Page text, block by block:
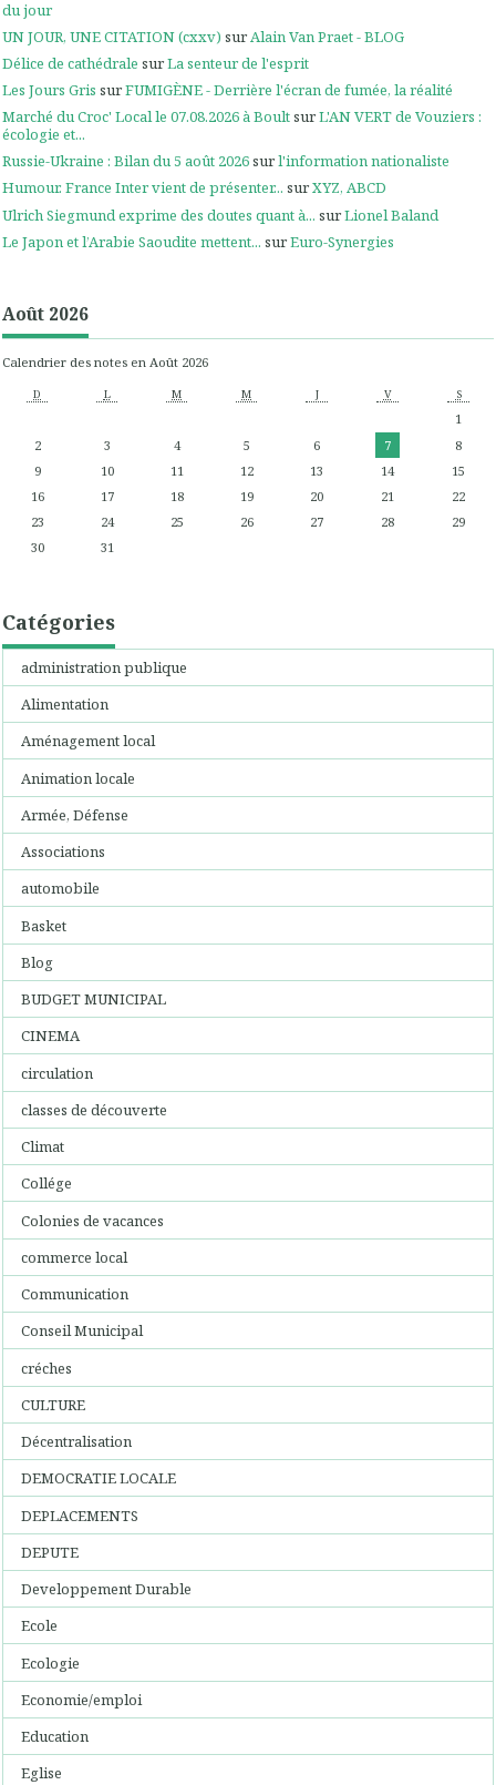
du jour
UN JOUR, UNE CITATION (cxxv) surAlain Van Praet - BLOG
Délice de cathédrale surLa senteur de l'esprit
Les Jours Gris surFUMIGÈNE - Derrière l'écran de fumée, la réalité
Marché du Croc' Local le 07.08.2026 à BoultsurL'AN VERT de Vouziers :
écologie et...
Russie-Ukraine : Bilan du 5 août 2026surl'information nationaliste
Humour. France Inter vient de présenter... surXYZ, ABCD
Ulrich Siegmund exprime des doutes quant à... surLionel Baland
Le Japon et l’Arabie Saoudite mettent... surEuro-Synergies
Août 2026
Calendrier des notes en Août 2026
D L M M J V S
1
2
3 4 5 6 7
8
9
10 11 12 13 14
15
16
17 18 19 20 21
22
23
24 25 26 27 28
29
30
31
Catégories
administration publique
Alimentation
Aménagement local
Animation locale
Armée, Défense
Associations
automobile
Basket
Blog
BUDGET MUNICIPAL
CINEMA
circulation
classes de découverte
Climat
Collége
Colonies de vacances
commerce local
Communication
Conseil Municipal
créches
CULTURE
Décentralisation
DEMOCRATIE LOCALE
DEPLACEMENTS
DEPUTE
Developpement Durable
Ecole
Ecologie
Economie/emploi
Education
Eglise